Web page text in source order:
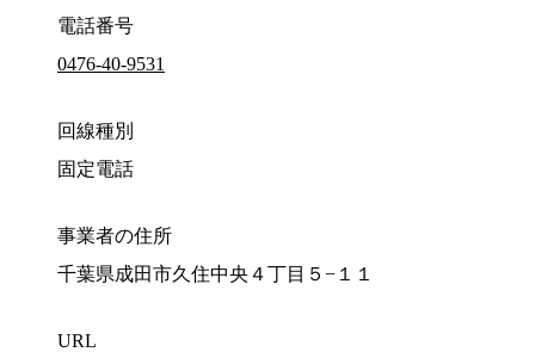
電話番号
0476-40-9531
回線種別
固定電話
事業者の住所
千葉県成田市久住中央４丁目５−１１
URL